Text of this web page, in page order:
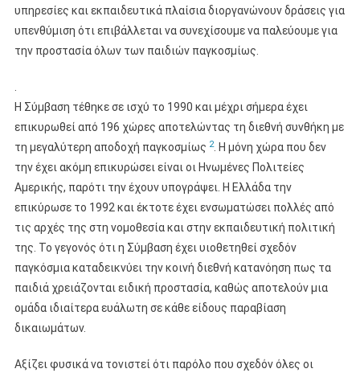
υπηρεσίες και εκπαιδευτικά πλαίσια διοργανώνουν δράσεις για
υπενθύμιση ότι επιβάλλεται να συνεχίσουμε να παλεύουμε για
την προστασία όλων των παιδιών παγκοσμίως.
Η Σύμβαση τέθηκε σε ισχύ το 1990 και μέχρι σήμερα έχει
επικυρωθεί από 196 χώρες αποτελώντας τη διεθνή συνθήκη με
τη μεγαλύτερη αποδοχή παγκοσμίως 2. Η μόνη χώρα που δεν
την έχει ακόμη επικυρώσει είναι οι Ηνωμένες Πολιτείες
Αμερικής, παρότι την έχουν υπογράψει. Η Ελλάδα την
επικύρωσε το 1992 και έκτοτε έχει ενσωματώσει πολλές από
τις αρχές της στη νομοθεσία και στην εκπαιδευτική πολιτική
της. Το γεγονός ότι η Σύμβαση έχει υιοθετηθεί σχεδόν
παγκόσμια καταδεικνύει την κοινή διεθνή κατανόηση πως τα
παιδιά χρειάζονται ειδική προστασία, καθώς αποτελούν μια
ομάδα ιδιαίτερα ευάλωτη σε κάθε είδους παραβίαση
δικαιωμάτων.
Αξίζει φυσικά να τονιστεί ότι παρόλο που σχεδόν όλες οι